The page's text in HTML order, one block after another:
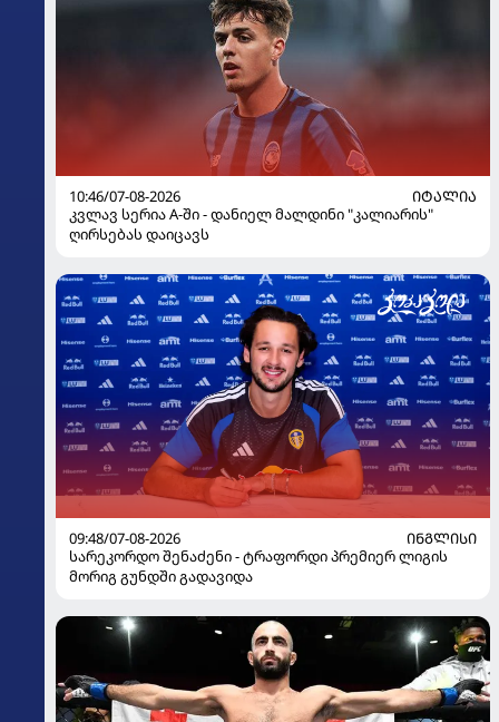
10:46/07-08-2026
ᲘᲢᲐᲚᲘᲐ
კვლავ სერია A-ში - დანიელ მალდინი "კალიარის"
ღირსებას დაიცავს
09:48/07-08-2026
ᲘᲜᲒᲚᲘᲡᲘ
სარეკორდო შენაძენი - ტრაფორდი პრემიერ ლიგის
მორიგ გუნდში გადავიდა